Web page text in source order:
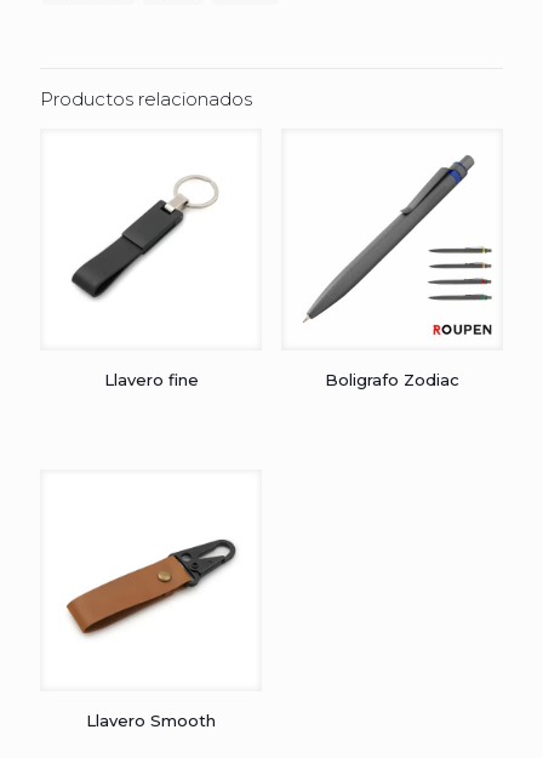
Productos relacionados
Llavero fine Boligrafo Zodiac
Llavero Smooth